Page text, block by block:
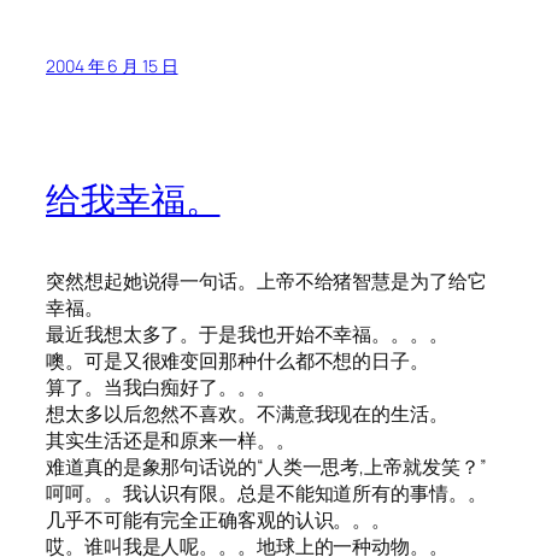
2004 年 6 月 15 日
给我幸福。
突然想起她说得一句话。上帝不给猪智慧是为了给它
幸福。
最近我想太多了。于是我也开始不幸福。。。。
噢。可是又很难变回那种什么都不想的日子。
算了。当我白痴好了。。。
想太多以后忽然不喜欢。不满意我现在的生活。
其实生活还是和原来一样。。
难道真的是象那句话说的“人类一思考,上帝就发笑？”
呵呵。。我认识有限。总是不能知道所有的事情。。
几乎不可能有完全正确客观的认识。。。
哎。谁叫我是人呢。。。地球上的一种动物。。